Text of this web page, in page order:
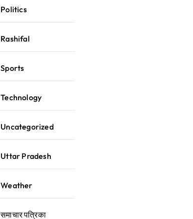
Politics
Rashifal
Sports
Technology
Uncategorized
Uttar Pradesh
Weather
समाचार पत्रिका